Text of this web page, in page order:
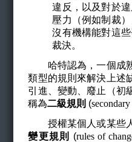
違反，以及對於
壓力（例如制裁
沒有機構能對這
裁決。
哈特認為，一個成熟
類型的規則來解決上述
引進、變動、廢止（初
稱為二級規則 (
授權某個人或某些人
變更規則
(rules of